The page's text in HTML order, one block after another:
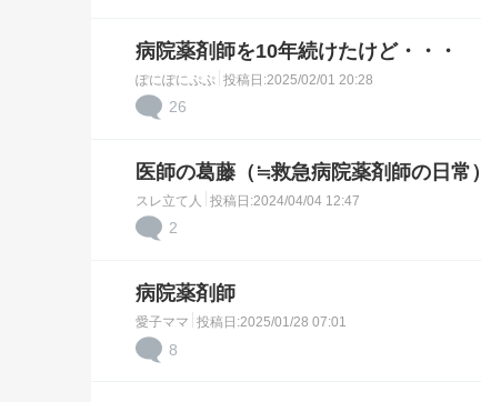
病院薬剤師を10年続けたけど・・・
ぽにぽにぷぷ 投稿日:2025/02/01 20:28
26
医師の葛藤（≒救急病院薬剤師の日常）
スレ立て人 投稿日:2024/04/04 12:47
2
病院薬剤師
愛子ママ 投稿日:2025/01/28 07:01
8